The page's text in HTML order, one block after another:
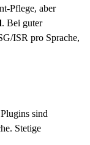
Pflege, aber
. Bei guter
ISR pro Sprache,
sind
Stetige